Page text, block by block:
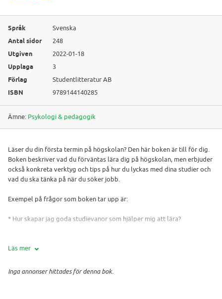
Språk Svenska
Antal sidor 248
Utgiven 2022-01-18
Upplaga 3
Förlag Studentlitteratur AB
ISBN 9789144140285
Ämne: Psykologi & pedagogik
Läser du din första termin på högskolan? Den här boken är till för dig.
Boken beskriver vad du förväntas lära dig på högskolan, men erbjuder
också konkreta verktyg och tips på hur du lyckas med dina studier och
vad du ska tänka på när du söker jobb.
Exempel på frågor som boken tar upp är:
* Hur skapar jag goda studievanor som hjälper mig att lära?
Läs mer
Inga annonser hittades för denna bok.